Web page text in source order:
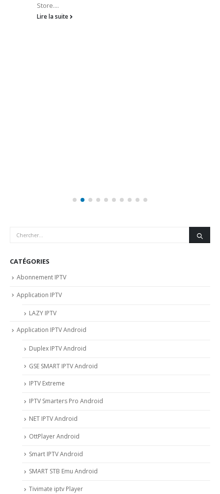
Store....
Lire la suite
CATÉGORIES
Abonnement IPTV
Application IPTV
LAZY IPTV
Application IPTV Android
Duplex IPTV Android
GSE SMART IPTV Android
IPTV Extreme
IPTV Smarters Pro Android
NET IPTV Android
OttPlayer Android
Smart IPTV Android
SMART STB Emu Android
Tivimate iptv Player